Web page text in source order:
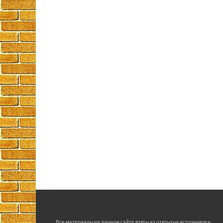
Все материалы на данном сайте взяты из открытых источников и